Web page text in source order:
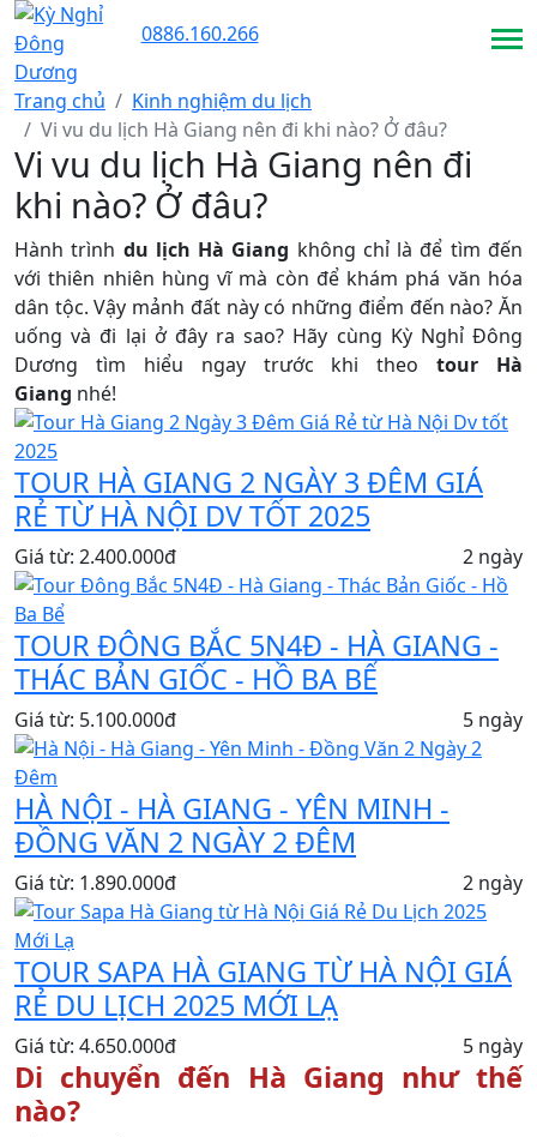
0886.160.266
Trang chủ
Kinh nghiệm du lịch
Vi vu du lịch Hà Giang nên đi khi nào? Ở đâu?
Vi vu du lịch Hà Giang nên đi
khi nào? Ở đâu?
Hành trình du lịch Hà Giang không chỉ là để tìm đến
với thiên nhiên hùng vĩ mà còn để khám phá văn hóa
dân tộc. Vậy mảnh đất này có những điểm đến nào? Ăn
uống và đi lại ở đây ra sao? Hãy cùng Kỳ Nghỉ Đông
Dương tìm hiểu ngay trước khi theotour Hà
Giang nhé!
TOUR HÀ GIANG 2 NGÀY 3 ĐÊM GIÁ
RẺ TỪ HÀ NỘI DV TỐT 2025
Giá từ: 2.400.000đ 2 ngày
TOUR ĐÔNG BẮC 5N4Đ - HÀ GIANG -
THÁC BẢN GIỐC - HỒ BA BỂ
Giá từ: 5.100.000đ 5 ngày
HÀ NỘI - HÀ GIANG - YÊN MINH -
ĐỒNG VĂN 2 NGÀY 2 ĐÊM
Giá từ: 1.890.000đ 2 ngày
TOUR SAPA HÀ GIANG TỪ HÀ NỘI GIÁ
RẺ DU LỊCH 2025 MỚI LẠ
Giá từ: 4.650.000đ 5 ngày
Di chuyển đến Hà Giang như thế
nào?